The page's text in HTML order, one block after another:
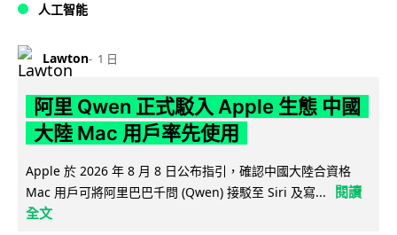
人工智能
Lawton 1 日
阿里 Qwen 正式駁入 Apple 生態 中國
大陸 Mac 用戶率先使用
Apple 於 2026 年 8 月 8 日公布指引，確認中國大陸合資格
Mac 用戶可將阿里巴巴千問 (Qwen) 接駁至 Siri 及寫...
閱讀
全文